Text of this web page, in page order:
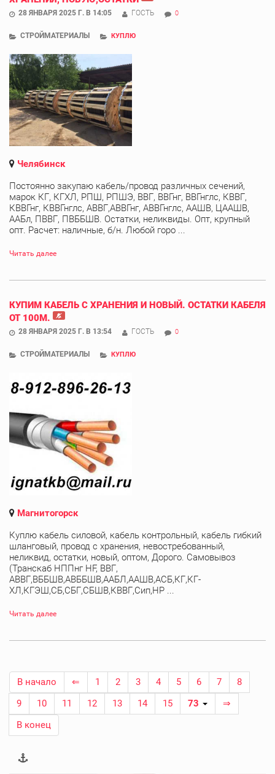
28 ЯНВАРЯ 2025 Г. В 14:05 ГОСТЬ 0
СТРОЙМАТЕРИАЛЫ КУПЛЮ
Челябинск
Постоянно закупаю кабель/провод различных сечений,
марок КГ, КГХЛ, РПШ, РПШЭ, ВВГ, ВВГнг, ВВГнглс, КВВГ,
КВВГнг, КВВГнглс, АВВГ,АВВГнг, АВВГнглс, ААШВ, ЦААШВ,
ААБл, ПВВГ, ПВББШВ. Остатки, неликвиды. Опт, крупный
опт. Расчет: наличные, б/н. Любой горо ...
Читать далее
КУПИМ КАБЕЛЬ С ХРАНЕНИЯ И НОВЫЙ. ОСТАТКИ КАБЕЛЯ
ОТ 100М.
28 ЯНВАРЯ 2025 Г. В 13:54 ГОСТЬ 0
СТРОЙМАТЕРИАЛЫ КУПЛЮ
Магнитогорск
Куплю кабель силовой, кабель контрольный, кабель гибкий
шланговый, провод с хранения, невостребованный,
неликвид, остатки, новый, оптом, Дорого. Самовывоз
(Транскаб НППнг HF, ВВГ,
АВВГ,ВББШВ,АВББШВ,ААБЛ,ААШВ,АСБ,КГ,КГ-
ХЛ,КГЭШ,СБ,СБГ,СБШВ,КВВГ,Сип,НР ...
Читать далее
В начало ⇐ 1 2 3 4 5 6 7
8
9
10 11 12 13 14 15 73
⇒
В конец